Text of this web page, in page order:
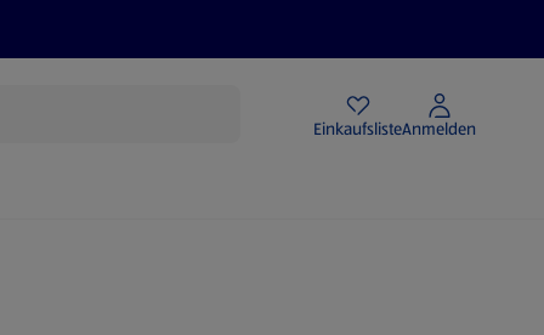
EinkaufslisteAnmelden